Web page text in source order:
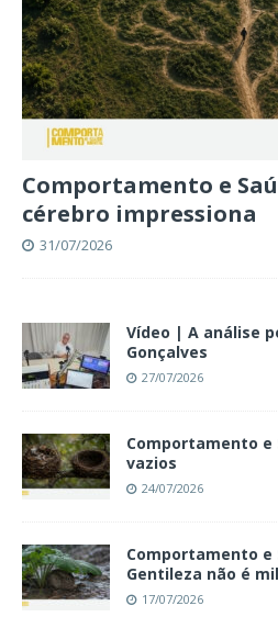
Comportamento e
cérebro impressiona
31/07/2026
Vídeo | A análise
Gonçalves
27/07/2026
Comportamento e
vazios
24/07/2026
Comportamento e
Gentileza não é
17/07/2026